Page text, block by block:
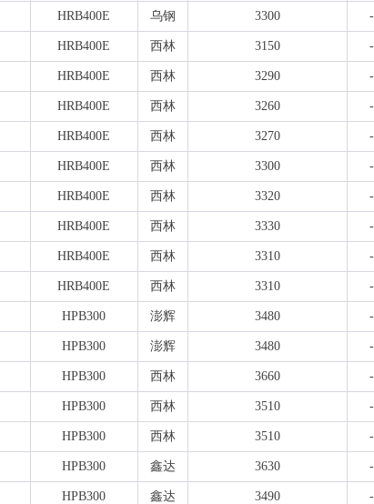
HRB400E 乌钢 3300 -
HRB400E 西林 3150 -
HRB400E 西林 3290 -
HRB400E 西林 3260 -
HRB400E 西林 3270 -
HRB400E 西林 3300 -
HRB400E 西林 3320 -
HRB400E 西林 3330 -
HRB400E 西林 3310 -
HRB400E 西林 3310 -
HPB300 澎辉 3480 -
HPB300 澎辉 3480 -
HPB300 西林 3660 -
HPB300 西林 3510 -
HPB300 西林 3510 -
HPB300 鑫达 3630 -
HPB300 鑫达 3490 -